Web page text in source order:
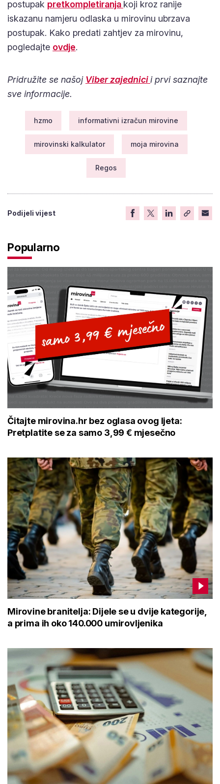
postupak. Kako predati zahtjev za mirovinu,
pogledajteovdje.
Pridružite se našoj
hzmo
mirovinski kalkulator moja mirovina
Regos
Čitajte mirovina.hr bez oglasa ovog ljeta:
Pretplatite se za samo 3,99 € mjesečno
Mirovine branitelja: Dijele se u dvije kategorije, a
prima ih oko 140.000 umirovljenika
Što je MIREX i kako se računa? Važna brojka za